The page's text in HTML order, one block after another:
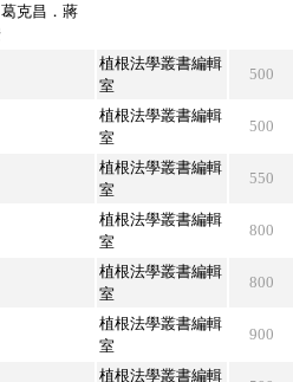
克昌．蔣
植根法學叢書編輯
室
500
植根法學叢書編輯
室
500
植根法學叢書編輯
室
550
植根法學叢書編輯
室
800
植根法學叢書編輯
室
800
植根法學叢書編輯
室
900
植根法學叢書編輯